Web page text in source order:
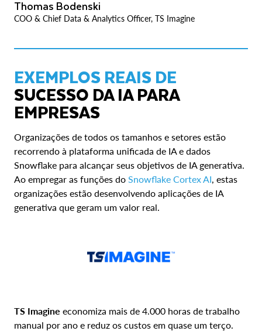
Thomas Bodenski
COO & Chief Data & Analytics Officer, TS Imagine
EXEMPLOS REAIS DE
SUCESSO DA IA PARA
EMPRESAS
Organizações de todos os tamanhos e setores estão
recorrendo à plataforma unificada de IA e dados
Snowflake para alcançar seus objetivos de IA generativa.
Ao empregar as funções do Snowflake Cortex AI, estas
organizações estão desenvolvendo aplicações de IA
generativa que geram um valor real.
TS Imagine economiza mais de 4.000 horas de trabalho
manual por ano e reduz os custos em quase um terço.